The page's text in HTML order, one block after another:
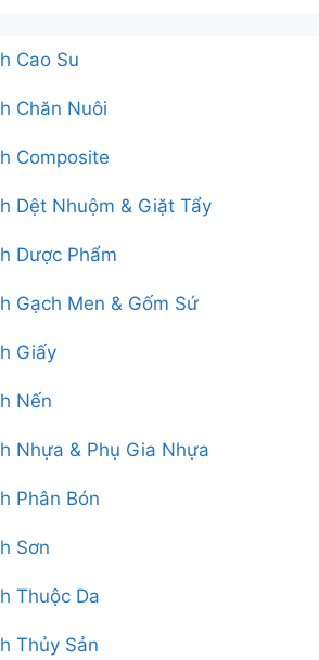
Cao Su
Chăn Nuôi
Composite
Dệt Nhuộm & Giặt Tẩy
Dược Phẩm
Gạch Men & Gốm Sứ
Giấy
Nến
Nhựa & Phụ Gia Nhựa
Phân Bón
Sơn
Thuộc Da
Thủy Sản